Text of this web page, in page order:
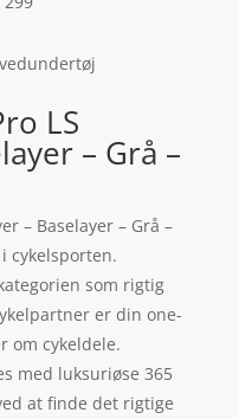
LS
– Grå –
– Baselayer – Grå –
cykelsporten.
som rigtig
er din one-
om cykeldele.
med luksuriøse 365
at finde det rigtige